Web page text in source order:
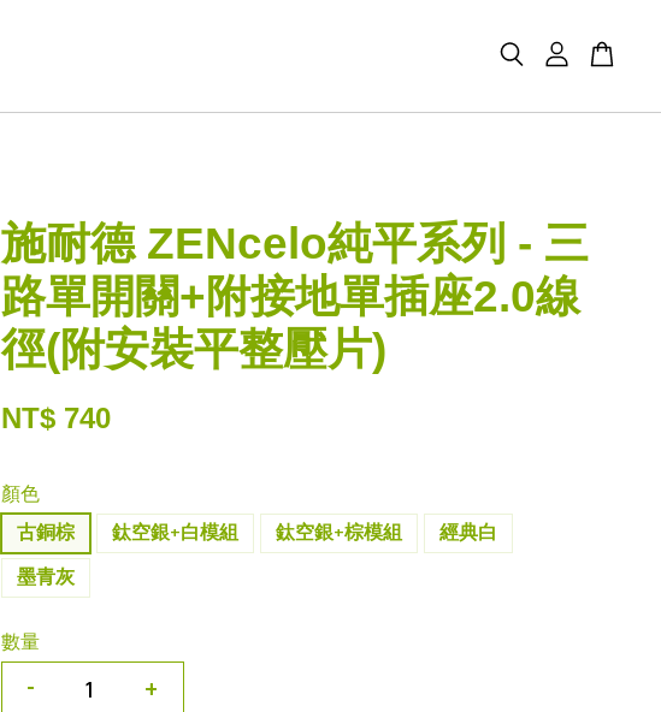
施耐德 ZENcelo純平系列 - 三
路單開關+附接地單插座2.0線
徑(附安裝平整壓片)
NT$ 740
顏色
古銅棕
鈦空銀+白模組 鈦空銀+棕模組
經典白
墨青灰
數量
- +